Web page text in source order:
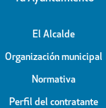
El Alcalde
Organización municipal
Normativa
Perfil del contratante